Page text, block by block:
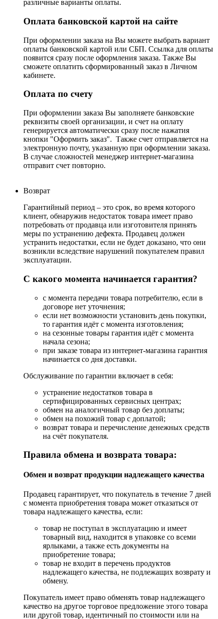
различные варианты оплаты.
Оплата банковской картой на сайте
При оформлении заказа на Вы можете выбрать вариант
оплаты банковской картой или СБП. Ссылка для оплаты
появится сразу после оформления заказа. Также Вы
сможете оплатить сформированный заказ в Личном
кабинете.
Оплата по счету
При оформлении заказа Вы заполняете банковские
реквизиты своей организации, и счет на оплату
генерируется автоматически сразу после нажатия
кнопки "Оформить заказ". Также счет отправляется на
электронную почту, указанную при оформлении заказа.
В случае сложностей менеджер интернет-магазина
отправит счет повторно.
Возврат
Гарантийный период – это срок, во время которого
клиент, обнаружив недостаток товара имеет право
потребовать от продавца или изготовителя принять
меры по устранению дефекта. Продавец должен
устранить недостатки, если не будет доказано, что они
возникли вследствие нарушений покупателем правил
эксплуатации.
С какого момента начинается гарантия?
с момента передачи товара потребителю, если в
договоре нет уточнения;
если нет возможности установить день покупки,
то гарантия идёт с момента изготовления;
на сезонные товары гарантия идёт с момента
начала сезона;
при заказе товара из интернет-магазина гарантия
начинается со дня доставки.
Обслуживание по гарантии включает в себя:
устранение недостатков товара в
сертифицированных сервисных центрах;
обмен на аналогичный товар без доплаты;
обмен на похожий товар с доплатой;
возврат товара и перечисление денежных средств
на счёт покупателя.
Правила обмена и возврата товара:
Обмен и возврат продукции надлежащего качества
Продавец гарантирует, что покупатель в течение 7 дней
с момента приобретения товара может отказаться от
товара надлежащего качества, если:
товар не поступал в эксплуатацию и имеет
товарный вид, находится в упаковке со всеми
ярлыками, а также есть документы на
приобретение товара;
товар не входит в перечень продуктов
надлежащего качества, не подлежащих возврату и
обмену.
Покупатель имеет право обменять товар надлежащего
качество на другое торговое предложение этого товара
или другой товар, идентичный по стоимости или на